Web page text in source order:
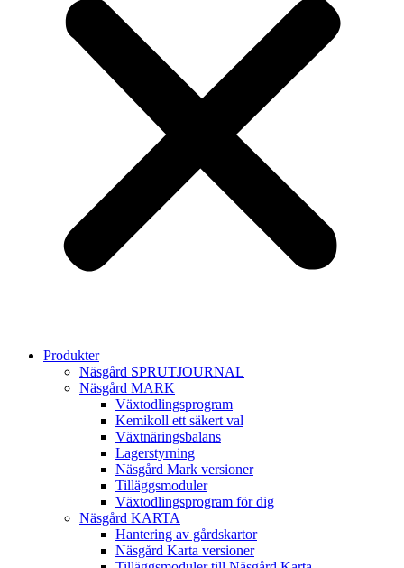
Produkter
Näsgård SPRUTJOURNAL
Näsgård MARK
Växtodlingsprogram
Kemikoll ett säkert val
Växtnäringsbalans
Lagerstyrning
Näsgård Mark versioner
Tilläggsmoduler
Växtodlingsprogram för dig
Näsgård KARTA
Hantering av gårdskartor
Näsgård Karta versioner